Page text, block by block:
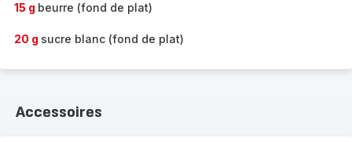
15 g beurre (fond de plat)
20 g sucre blanc (fond de plat)
Accessoires